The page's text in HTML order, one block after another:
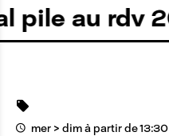
au rdv 2021
mer > dim à partir de 13:30